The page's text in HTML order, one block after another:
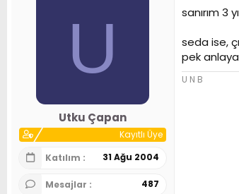
U
Utku Çapan
Kayıtlı Üye
Katılım
31 Ağu 2004
Mesajlar 487
sanırım 3
seda ise,
pek
U N B